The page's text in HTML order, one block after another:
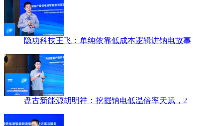
隐功科技王飞：单纯依靠低成本逻辑讲钠电故事
盘古新能源胡明祥：挖掘钠电低温倍率天赋，2